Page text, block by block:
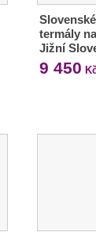
termály
Jižní
9 450